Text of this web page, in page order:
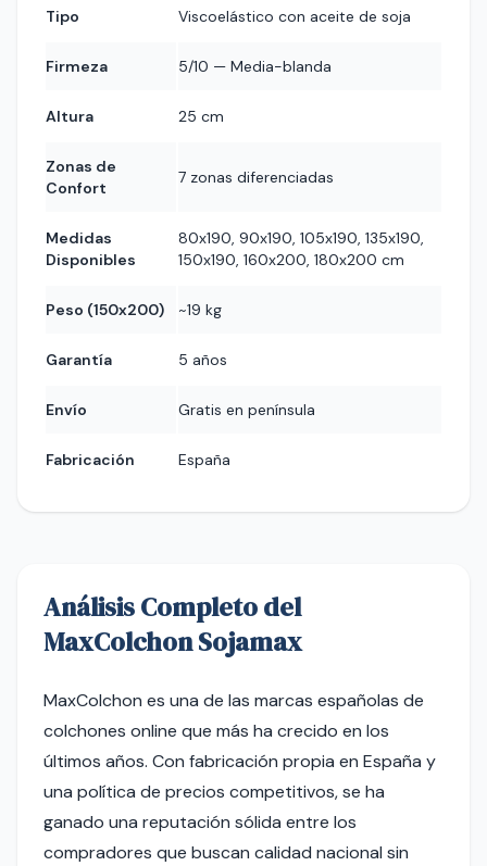
Tipo Viscoelástico con aceite de soja
Firmeza 5/10 — Media-blanda
Altura 25 cm
Zonas de
Confort
7 zonas diferenciadas
Medidas
Disponibles
80x190, 90x190, 105x190, 135x190,
150x190, 160x200, 180x200 cm
Peso (150x200) ~19 kg
Garantía 5 años
Envío Gratis en península
Fabricación España
Análisis Completo del
MaxColchon Sojamax
MaxColchon es una de las marcas españolas de
colchones online que más ha crecido en los
últimos años. Con fabricación propia en España y
una política de precios competitivos, se ha
ganado una reputación sólida entre los
compradores que buscan calidad nacional sin